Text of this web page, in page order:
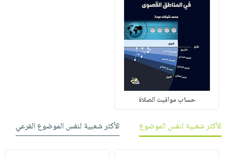
حساب مواقيت الصلاة
الأكثر شعبية لنفس الموضوع الأكثر شعبية لنفس الموضوع الفرعي